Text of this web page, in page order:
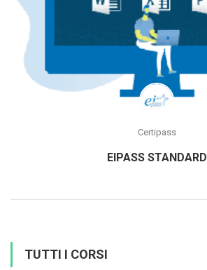
Certipass
EIPASS STANDARD
TUTTI I CORSI